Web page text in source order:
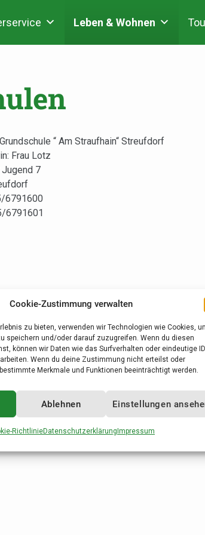
Cookie-Zustimmung verwalten
zu bieten, verwenden wir Technologien wie Cookies,
speichern und/oder darauf zuzugreifen. Wenn du diesen
können wir Daten wie das Surfverhalten oder eindeutige
Wenn du deine Zustimmung nicht erteilst oder
Merkmale und Funktionen beeinträchtigt werden.
Ablehnen Einstellungen
RichtlinieDatenschutzerklärung Impressum
Leben & Wohnen
“ Am Straufhain“ Streufdorf
Frau Lotz
7
6791600
6791601